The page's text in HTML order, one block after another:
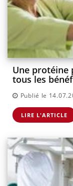
Une protéine
tous les
Publié le
LIRE L'ARTICLE